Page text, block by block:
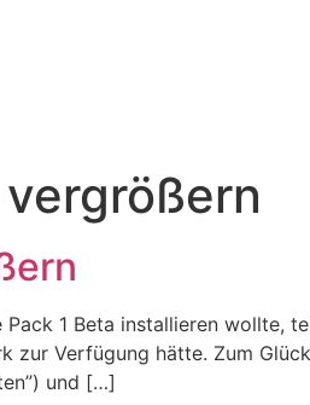
1 Beta installieren wollte,
Verfügung hätte. Zum
und […]